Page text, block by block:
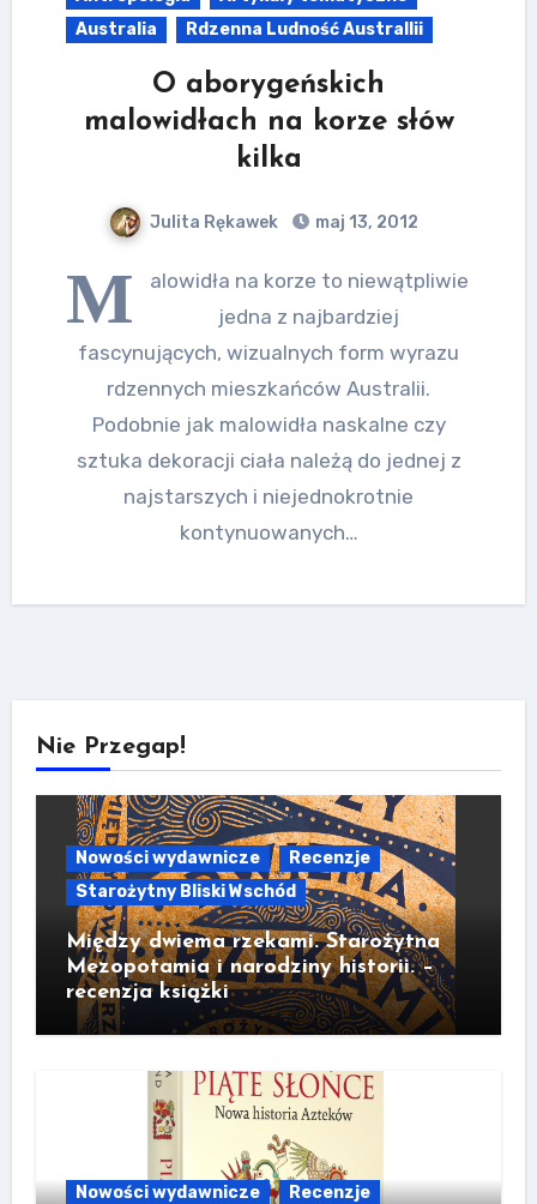
Australia
Rdzenna Ludność Australlii
O aborygeńskich
malowidłach na korze słów
kilka
Julita Rękawek maj 13, 2012
M
alowidła na korze to niewątpliwie
jedna z najbardziej
fascynujących, wizualnych form wyrazu
rdzennych mieszkańców Australii.
Podobnie jak malowidła naskalne czy
sztuka dekoracji ciała należą do jednej z
najstarszych i niejednokrotnie
kontynuowanych…
Nie Przegap!
Nowości wydawnicze
Recenzje
Starożytny Bliski Wschód
Między dwiema rzekami. Starożytna
Mezopotamia i narodziny historii. –
recenzja książki
Nowości wydawnicze Recenzje